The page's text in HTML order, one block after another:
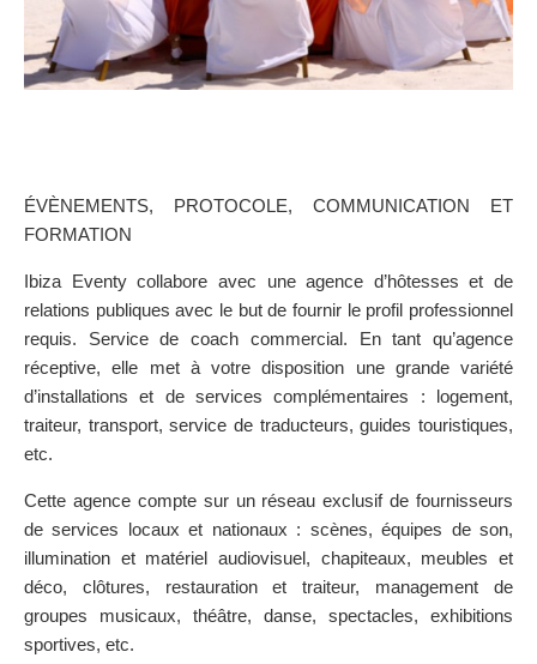
ÉVÈNEMENTS, PROTOCOLE, COMMUNICATION ET
FORMATION
Ibiza Eventy collabore avec une agence d’hôtesses et de
relations publiques avec le but de fournir le profil professionnel
requis. Service de coach commercial. En tant qu’agence
réceptive, elle met à votre disposition une grande variété
d’installations et de services complémentaires : logement,
traiteur, transport, service de traducteurs, guides touristiques,
etc.
Cette agence compte sur un réseau exclusif de fournisseurs
de services locaux et nationaux : scènes, équipes de son,
illumination et matériel audiovisuel, chapiteaux, meubles et
déco, clôtures, restauration et traiteur, management de
groupes musicaux, théâtre, danse, spectacles, exhibitions
sportives, etc.